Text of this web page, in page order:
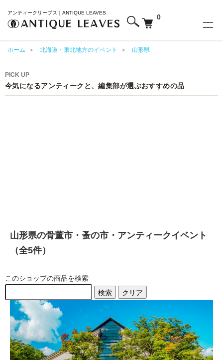
アンティークリーブス｜ANTIQUE LEAVES
0
ホーム ＞ 北海道・東北地方のイベント ＞ 山形県
PICK UP
今気になるアンティークと、編集部が選ぶおすすめの品
山形県の骨董市・蚤の市・アンティークイベント
（全5件）
このショップの商品を検索
検索 クリア